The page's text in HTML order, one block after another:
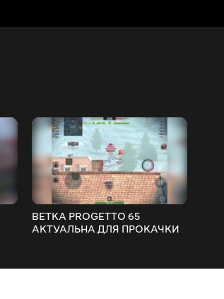
ВЕТКА PROGETTO 65
АКТУАЛЬНА ДЛЯ ПРОКАЧКИ